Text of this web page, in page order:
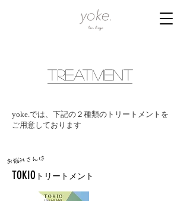
treatment
​yoke.では、 下記の２種類のトリートメントを
​ご用意しております
お悩みさんは
​TOKIO トリートメント